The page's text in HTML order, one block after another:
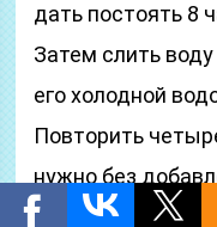
дать постоять 8
Затем слить
его холодной
Повторить
нужно без
может